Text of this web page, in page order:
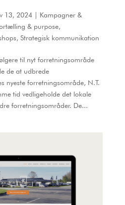
13, 2024| Kampagner &
& purpose,
, Strategisk kommunikation
til nyt forretningsområde
de at udbrede
nyeste forretningsområde, N.T.
tid vedligeholde det lokale
forretningsområder. De...